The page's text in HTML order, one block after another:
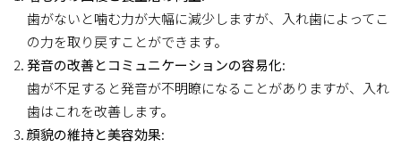
歯がないと噛む力が大幅に減少しますが、入れ歯によってこ
の力を取り戻すことができます。
発音の改善とコミュニケーションの容易化:
歯が不足すると発音が不明瞭になることがありますが、入れ
歯はこれを改善します。
顔貌の維持と美容効果: